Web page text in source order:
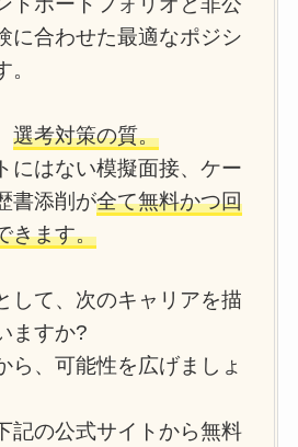
に合わせた最適なポジシ
選考対策の質。
にはない模擬面接、ケー
書添削が全て無料かつ回
きます。
して、次のキャリアを描
ますか?
ら、可能性を広げましょ
記の公式サイトから無料